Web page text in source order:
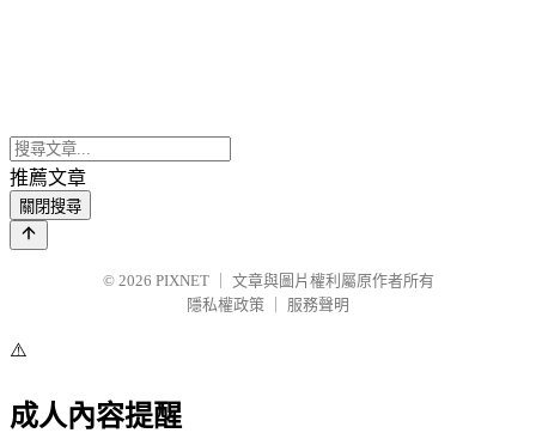
推薦文章
關閉搜尋
© 2026 PIXNET
文章與圖片權利屬原作者所有
隱私權政策
服務聲明
⚠️
成人內容提醒